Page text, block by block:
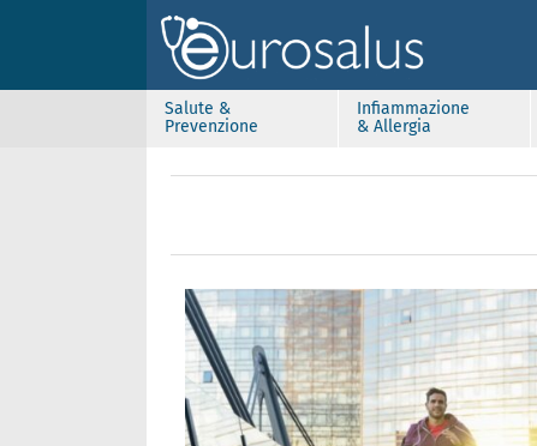
Salute &
Prevenzione
Infiammazione
& Allergia